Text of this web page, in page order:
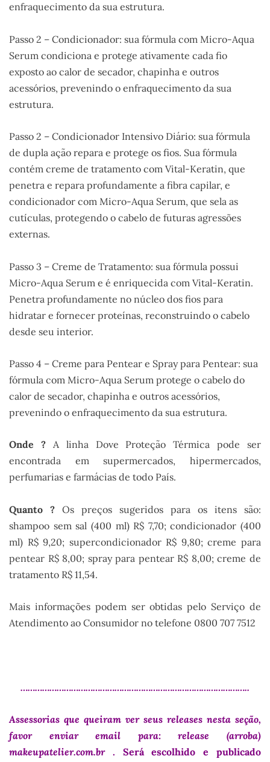
enfraquecimento da sua estrutura.
Passo 2 – Condicionador: sua fórmula com Micro-Aqua
Serum condiciona e protege ativamente cada fio
exposto ao calor de secador, chapinha e outros
acessórios, prevenindo o enfraquecimento da sua
estrutura.
Passo 2 – Condicionador Intensivo Diário: sua fórmula
de dupla ação repara e protege os fios. Sua fórmula
contém creme de tratamento com Vital-Keratin, que
penetra e repara profundamente a fibra capilar, e
condicionador com Micro-Aqua Serum, que sela as
cutículas, protegendo o cabelo de futuras agressões
externas.
Passo 3 – Creme de Tratamento: sua fórmula possui
Micro-Aqua Serum e é enriquecida com Vital-Keratin.
Penetra profundamente no núcleo dos fios para
hidratar e fornecer proteínas, reconstruindo o cabelo
desde seu interior.
Passo 4 – Creme para Pentear e Spray para Pentear: sua
fórmula com Micro-Aqua Serum protege o cabelo do
calor de secador, chapinha e outros acessórios,
prevenindo o enfraquecimento da sua estrutura.
Onde ?A linha Dove Proteção Térmica pode ser
encontrada em supermercados, hipermercados,
perfumarias e farmácias de todo País.
Quanto ? Os preços sugeridos para os itens são:
shampoo sem sal (400 ml) R$ 7,70; condicionador (400
ml) R$ 9,20; supercondicionador R$ 9,80; creme para
pentear R$ 8,00; spray para pentear R$ 8,00; creme de
tratamento R$ 11,54.
Mais informações podem ser obtidas pelo Serviço de
Atendimento ao Consumidor no telefone 0800 707 7512
…………………………………………………………………………………..
Assessorias que queiram ver seus releases nesta seção,
favor enviar email para: release (arroba)
makeupatelier.com.br . Será escolhido e publicado